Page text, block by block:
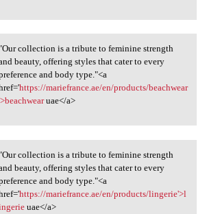
collection is a tribute
collection is a tribute to feminine strength
beauty, offering styles that cater to every
and body type."<a
https://mariefrance.ae/en/products/beachwear
uae</a>
collection is a tribute
collection is a tribute to feminine strength
beauty, offering styles that cater to every
and body type."<a
https://mariefrance.ae/en/products/lingerie'>l
uae</a>